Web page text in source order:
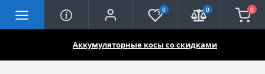
Аккумуляторные косы со скидками
0 0 0